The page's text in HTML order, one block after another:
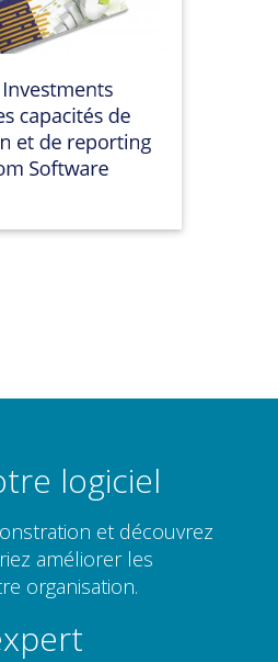
logiciel
et découvrez
améliorer les
organisation.